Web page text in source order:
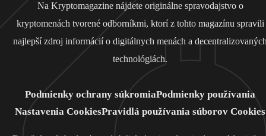
Na Kryptomagazine nájdete originálne spravodajstvo o
kryptomenách tvorené odborníkmi, ktorí z tohto magazínu spravili
najlepší zdroj informácií o digitálnych menách a
technológiách.
Podmienky ochrany súkromiaPodmienky používania
Nastavenia CookiesPravidlá používania súborov Cookies